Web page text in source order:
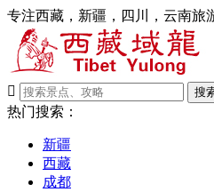
专注西藏，新疆，四川，云南旅

搜
热门搜索：
新疆
西藏
成都